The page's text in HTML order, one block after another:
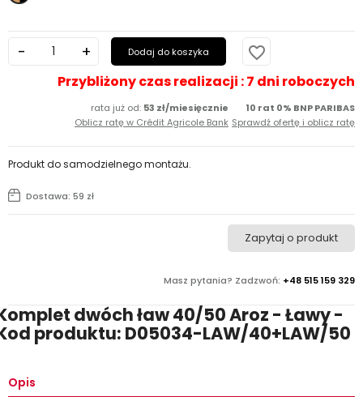
Dodaj do koszyka favorite_border
Przybliżony czas realizacji : 7 dni roboczych
rata już od: 53 zł/miesięcznie
Oblicz ratę w Crédit Agricole Bank
10 rat 0% BNP PARIBAS
Sprawdź ofertę i oblicz ratę
Masz pytania? Zadzwoń: +48 515 159 329
Zapytaj o produkt
Dostawa: 59 zł
Produkt do samodzielnego montażu.
dwóch ław 40/50 Aroz - Ławy -
produktu: D05034-LAW/40+LAW/50
Opis